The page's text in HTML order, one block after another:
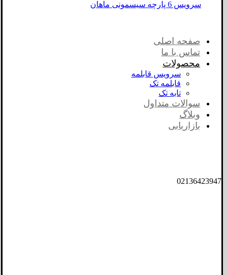
سرویس 6 پارچه سیسمونی ماهان
صفحه اصلی
تماس با ما
محصولات
سرویس قابلمه
قابلمه تک
تابه تک
سوالات متداول
وبلاگ
بازاریابی
02136423947